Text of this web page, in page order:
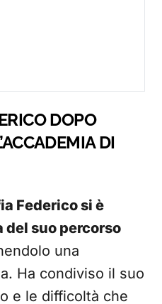
DOPO
DI
Federico si è
suo percorso
una
Ha condiviso il suo
e le difficoltà che